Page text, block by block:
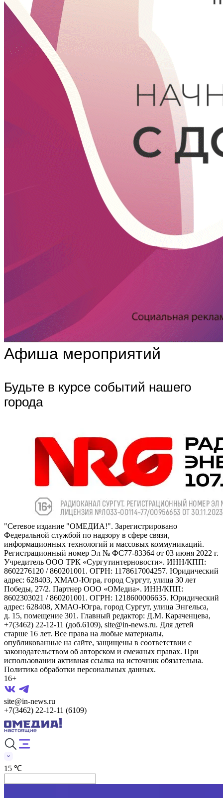
Афиша мероприятий
Будьте в курсе событий нашего
города
"Сетевое издание "ОМЕДИА!". Зарегистрировано
Федеральной службой по надзору в сфере связи,
информационных технологий и массовых коммуникаций.
Регистрационный номер Эл № ФС77-83364 от 03 июня 2022 г.
Учредитель ООО ТРК «Сургутинтерновости». ИНН/КПП:
8602276120 / 860201001. ОГРН: 1178617004257. Юридический
адрес: 628403, ХМАО-Югра, город Сургут, улица 30 лет
Победы, 27/2. Партнер ООО «ОМедиа». ИНН/КПП:
8602303021 / 860201001. ОГРН: 1218600006635. Юридический
адрес: 628408, ХМАО-Югра, город Сургут, улица Энгельса,
д. 15, помещение 301. Главный редактор: Д.М. Караченцева,
+7(3462) 22-12-11 (доб.6109), site@in-news.ru. Для детей
старше 16 лет. Все права на любые материалы,
опубликованные на сайте, защищены в соответствии с
законодательством об авторском и смежных правах. При
использовании активная ссылка на источник обязательна.
Политика обработки персональных данных.
16+
site@in-news.ru
+7(3462) 22-12-11 (6109)
15 ℃